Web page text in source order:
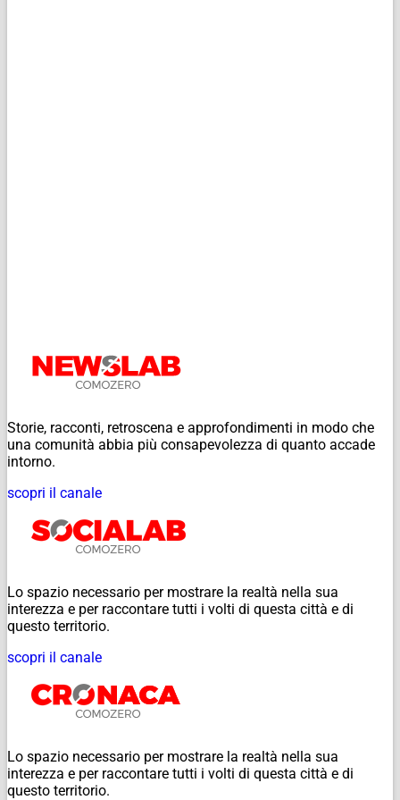
Storie, racconti, retroscena e approfondimenti in modo che
una comunità abbia più consapevolezza di quanto accade
intorno.
scopri il canale
Lo spazio necessario per mostrare la realtà nella sua
interezza e per raccontare tutti i volti di questa città e di
questo territorio.
scopri il canale
Lo spazio necessario per mostrare la realtà nella sua
interezza e per raccontare tutti i volti di questa città e di
questo territorio.